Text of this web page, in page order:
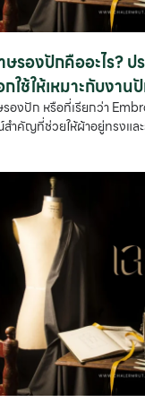
ษรองปักคืออะไร?
กใช้ให้เหมาะกับงาน
รองปัก หรือที่เรียกว่า
ำคัญที่ช่วยให้ผ้าอยู่ทรงแล